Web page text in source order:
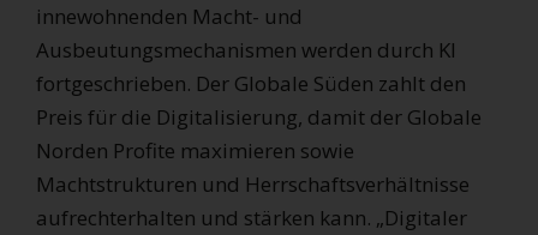
innewohnenden Macht- und
Ausbeutungsmechanismen werden durch KI
fortgeschrieben. Der Globale Süden zahlt den
Preis für die Digitalisierung, damit der Globale
Norden Profite maximieren sowie
Machtstrukturen und Herrschaftsverhältnisse
aufrechterhalten und stärken kann. „Digitaler